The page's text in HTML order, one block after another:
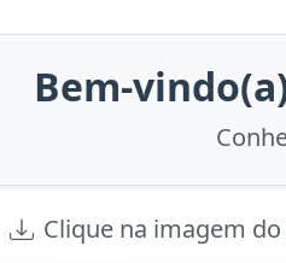
Bem-
Clique na imagem